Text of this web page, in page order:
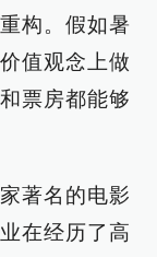
构。假如暑
值观念上做
票房都能够
著名的电影
在经历了高